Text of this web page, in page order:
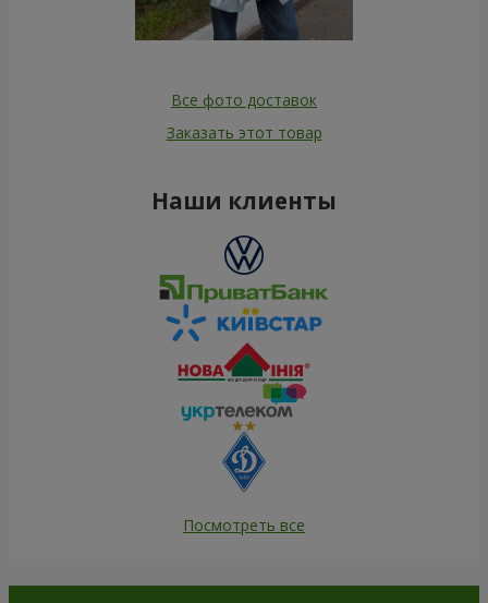
Все фото доставок
Заказать этот товар
Наши клиенты
Посмотреть все